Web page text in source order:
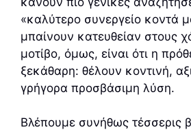
«καλύτερο συνεργείο κοντά
μπαίνουν κατευθείαν στους
μοτίβο, όμως, είναι ότι η
ξεκάθαρη: θέλουν κοντινή,
γρήγορα προσβάσιμη λύση.
Βλέπουμε συνήθως τέσσερις